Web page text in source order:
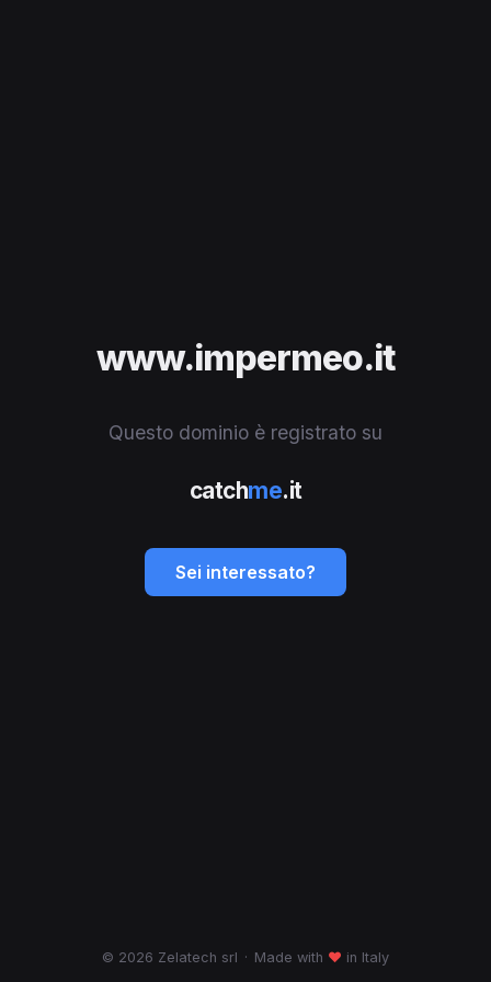
www.impermeo.it
Questo dominio è registrato su
catchme.it
Sei interessato?
© 2026 Zelatech srl · Made with ♥ in Italy